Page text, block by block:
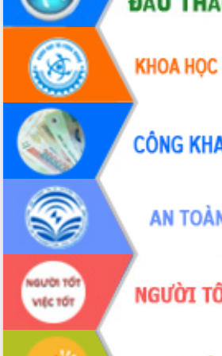
Hội thảo khoa học “Giải pháp thúc đẩy
phát triển nền kinh tế xanh tại tỉnh
Đắk Lắk”
Tăng cường giám sát, đôn đốc thực
hiện nhiệm vụ quản lý tài sản công
hàng tuần
Tháo gỡ những vướng mắc, đẩy mạnh
công tác cải cách thủ tục hành chính
tại Trung tâm Phục vụ hành chính
công tỉnh
Đắk Lắk: Tôn vinh 46 giải pháp tại Hội
thi Sáng tạo Kỹ thuật 2024 - 2025
Đắk Lắk rà soát, điều chỉnh Đề án 190
về phát triển nuôi trồng thủy sản
Phó Chủ tịch UBND tỉnh Đắk Lắk
Trương Công Thái kiểm tra thực địa
Dự án cao tốc Khánh Hòa - Buôn Ma
Thuột
Định vị cà phê Việt Nam như một “di
sản sống” trong dòng chảy toàn cầu